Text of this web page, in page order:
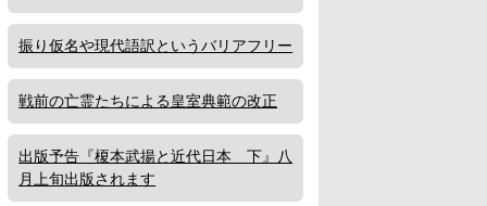
振り仮名や現代語訳というバリアフリー
戦前の亡霊たちによる皇室典範の改正
出版予告『榎本武揚と近代日本 下』八
月上旬出版されます